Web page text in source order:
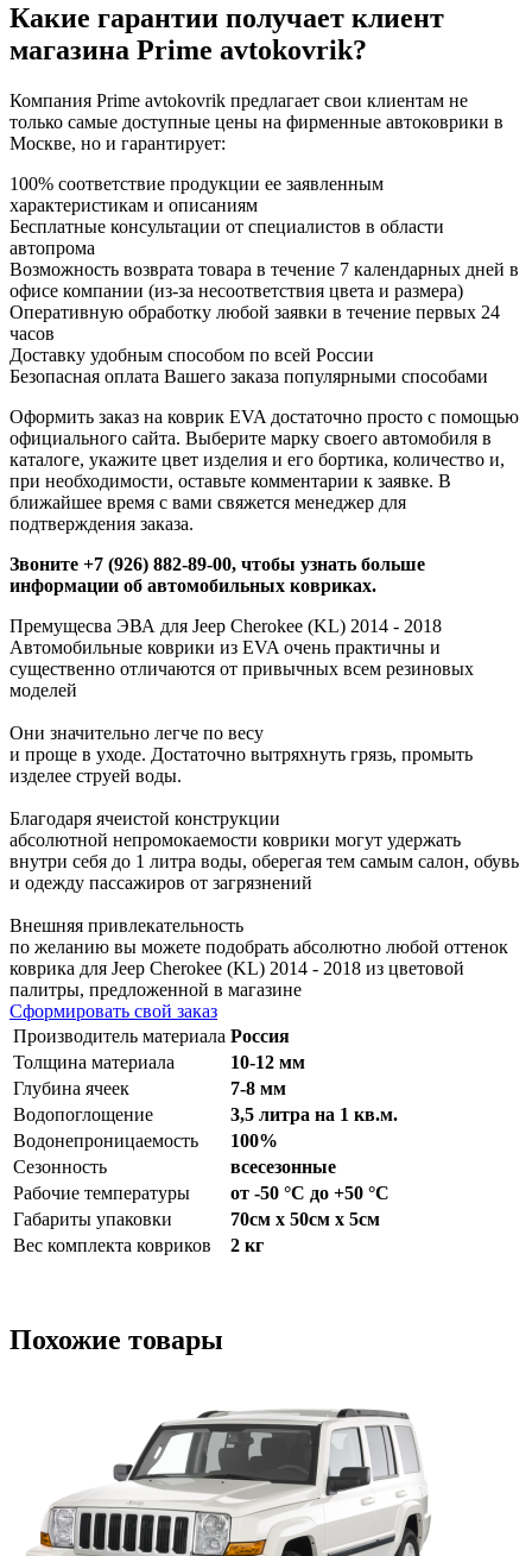
Какие гарантии получает клиент
магазина Prime avtokovrik?
Компания Prime avtokovrik предлагает свои клиентам не
только самые доступные цены на фирменные автоковрики в
Москве, но и гарантирует:
100% соответствие продукции ее заявленным
характеристикам и описаниям
Бесплатные консультации от специалистов в области
автопрома
Возможность возврата товара в течение 7 календарных дней в
офисе компании (из-за несоответствия цвета и размера)
Оперативную обработку любой заявки в течение первых 24
часов
Доставку удобным способом по всей России
Безопасная оплата Вашего заказа популярными способами
Оформить заказ на коврик EVA достаточно просто с помощью
официального сайта. Выберите марку своего автомобиля в
каталоге, укажите цвет изделия и его бортика, количество и,
при необходимости, оставьте комментарии к заявке. В
ближайшее время с вами свяжется менеджер для
подтверждения заказа.
Звоните +7 (926) 882-89-00, чтобы узнать больше
информации об автомобильных ковриках.
Премущесва ЭВА для Jeep Cherokee (KL) 2014 - 2018
Автомобильные коврики из EVA очень практичны и
существенно отличаются от привычных всем резиновых
моделей
Они значительно легче по весу
и проще в уходе. Достаточно вытряхнуть грязь, промыть
изделее струей воды.
Благодаря ячеистой конструкции
абсолютной непромокаемости коврики могут удержать
внутри себя до 1 литра воды, оберегая тем самым салон, обувь
и одежду пассажиров от загрязнений
Внешняя привлекательность
по желанию вы можете подобрать абсолютно любой оттенок
коврика для Jeep Cherokee (KL) 2014 - 2018 из цветовой
палитры, предложенной в магазине
Сформировать свой заказ
Производитель материала Россия
Толщина материала
10-12 мм
Глубина ячеек
7-8 мм
Водопоглощение
3,5 литра на 1 кв.м.
Водонепроницаемость
100%
Сезонность
всесезонные
Рабочие температуры
от -50 °С до +50 °С
Габариты упаковки
70см x 50см x 5см
Вес комплекта ковриков
2 кг
Похожие товары